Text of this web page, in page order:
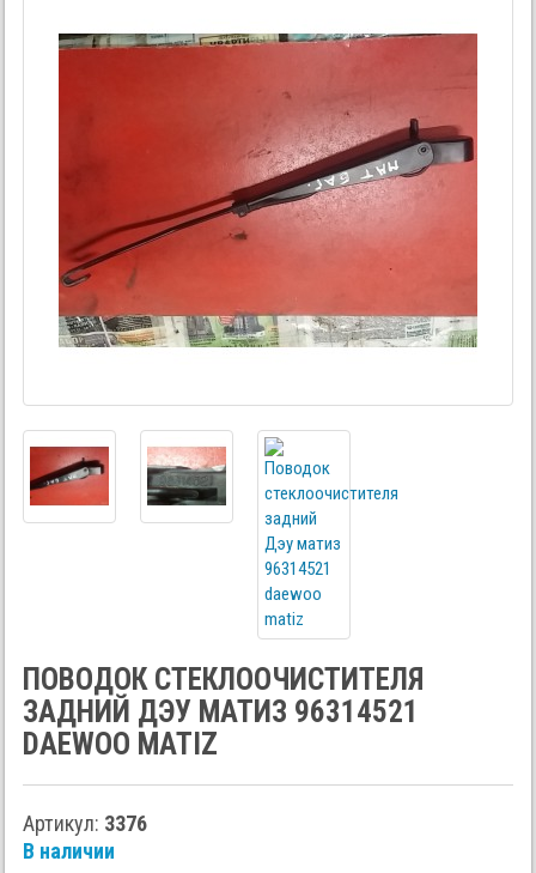
ПОВОДОК СТЕКЛООЧИСТИТЕЛЯ
ЗАДНИЙ ДЭУ МАТИЗ 96314521
DAEWOO MATIZ
Артикул: 3376
В наличии